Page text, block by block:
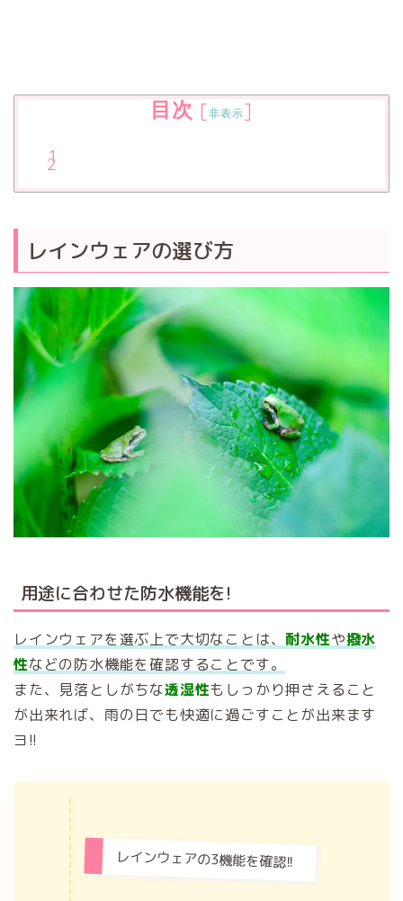
目次 [非表示]
レインウェアの選び方
用途に合わせた防水機能を!
レインウェアを選ぶ上で大切なことは、耐水性や撥水
性などの防水機能を確認することです。
また、見落としがちな透湿性もしっかり押さえること
が出来れば、雨の日でも快適に過ごすことが出来ます
ヨ!!
レインウェアの3機能を確認!!